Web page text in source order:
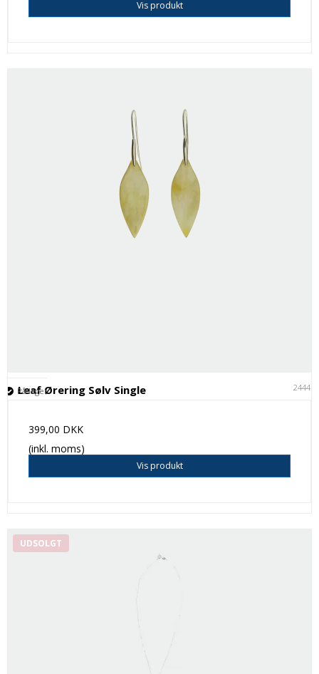
Vis produkt
Leaf Ørering Sølv Single 24441
På lager
399,00 DKK
(inkl. moms)
Vis produkt
UDSOLGT